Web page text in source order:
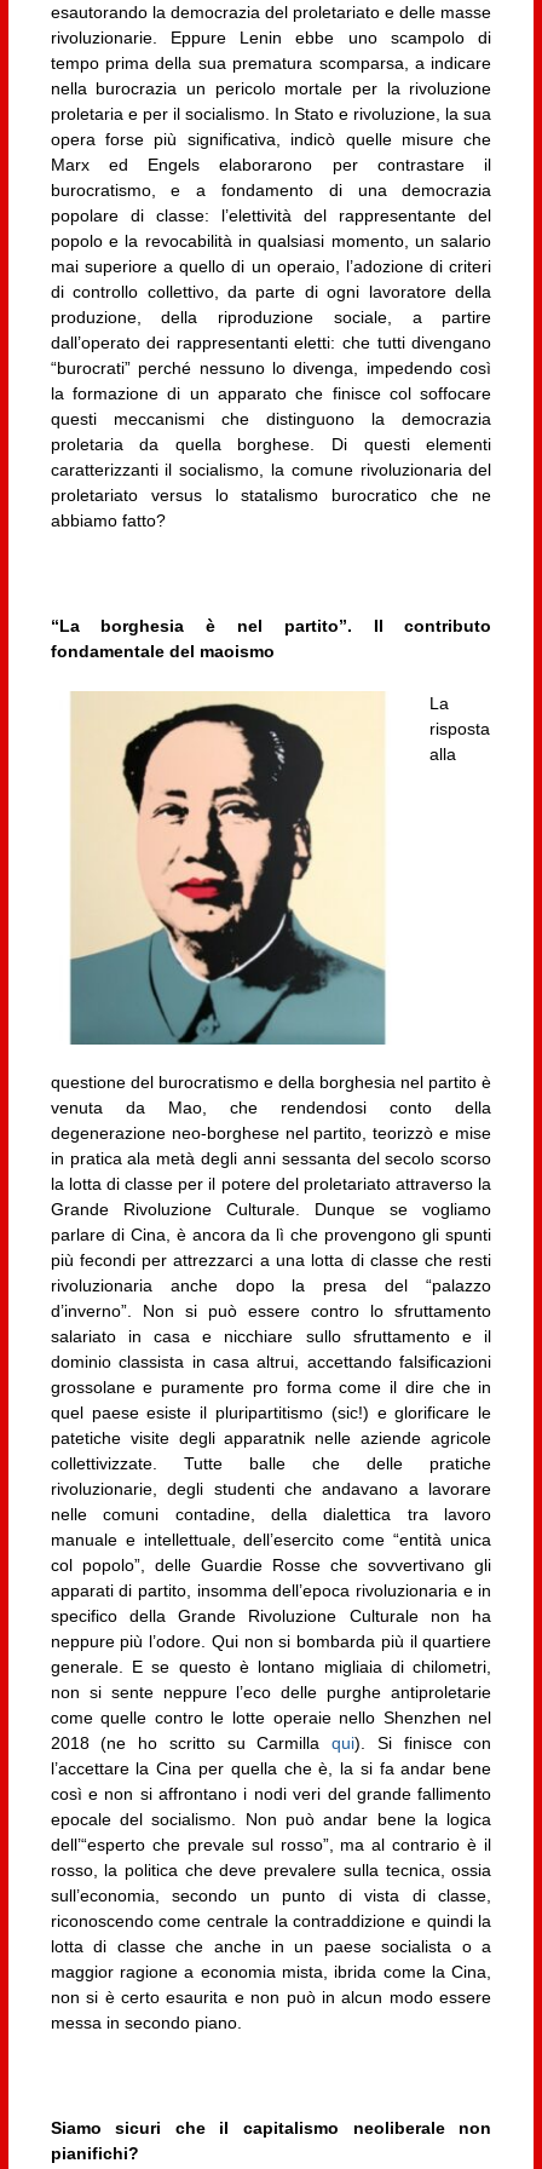
esautorando la democrazia del proletariato e delle masse
rivoluzionarie. Eppure Lenin ebbe uno scampolo di
tempo prima della sua prematura scomparsa, a indicare
nella burocrazia un pericolo mortale per la rivoluzione
proletaria e per il socialismo. In Stato e rivoluzione, la sua
opera forse più significativa, indicò quelle misure che
Marx ed Engels elaborarono per contrastare il
burocratismo, e a fondamento di una democrazia
popolare di classe: l’elettività del rappresentante del
popolo e la revocabilità in qualsiasi momento, un salario
mai superiore a quello di un operaio, l’adozione di criteri
di controllo collettivo, da parte di ogni lavoratore della
produzione, della riproduzione sociale, a partire
dall’operato dei rappresentanti eletti: che tutti divengano
“burocrati” perché nessuno lo divenga, impedendo così
la formazione di un apparato che finisce col soffocare
questi meccanismi che distinguono la democrazia
proletaria da quella borghese. Di questi elementi
caratterizzanti il socialismo, la comune rivoluzionaria del
proletariato versus lo statalismo burocratico che ne
abbiamo fatto?
“La borghesia è nel partito”. Il contributo
fondamentale del maoismo
La
risposta
alla
questione del burocratismo e della borghesia nel partito è
venuta da Mao, che rendendosi conto della
degenerazione neo-borghese nel partito, teorizzò e mise
in pratica ala metà degli anni sessanta del secolo scorso
la lotta di classe per il potere del proletariato attraverso la
Grande Rivoluzione Culturale. Dunque se vogliamo
parlare di Cina, è ancora da lì che provengono gli spunti
più fecondi per attrezzarci a una lotta di classe che resti
rivoluzionaria anche dopo la presa del “palazzo
d’inverno”. Non si può essere contro lo sfruttamento
salariato in casa e nicchiare sullo sfruttamento e il
dominio classista in casa altrui, accettando falsificazioni
grossolane e puramente pro forma come il dire che in
quel paese esiste il pluripartitismo (sic!) e glorificare le
patetiche visite degli apparatnik nelle aziende agricole
collettivizzate. Tutte balle che delle pratiche
rivoluzionarie, degli studenti che andavano a lavorare
nelle comuni contadine, della dialettica tra lavoro
manuale e intellettuale, dell’esercito come “entità unica
col popolo”, delle Guardie Rosse che sovvertivano gli
apparati di partito, insomma dell’epoca rivoluzionaria e in
specifico della Grande Rivoluzione Culturale non ha
neppure più l’odore. Qui non si bombarda più il quartiere
generale. E se questo è lontano migliaia di chilometri,
non si sente neppure l’eco delle purghe antiproletarie
come quelle contro le lotte operaie nello Shenzhen nel
2018 (ne ho scritto su Carmillaqui). Si finisce con
l’accettare la Cina per quella che è, la si fa andar bene
così e non si affrontano i nodi veri del grande fallimento
epocale del socialismo. Non può andar bene la logica
dell’“esperto che prevale sul rosso”, ma al contrario è il
rosso, la politica che deve prevalere sulla tecnica, ossia
sull’economia, secondo un punto di vista di classe,
riconoscendo come centrale la contraddizione e quindi la
lotta di classe che anche in un paese socialista o a
maggior ragione a economia mista, ibrida come la Cina,
non si è certo esaurita e non può in alcun modo essere
messa in secondo piano.
Siamo sicuri che il capitalismo neoliberale non
pianifichi?